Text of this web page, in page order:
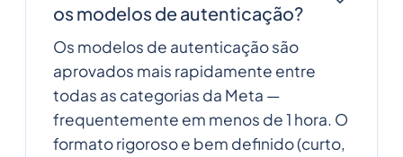
os modelos de autenticação?
Os modelos de autenticação são
aprovados mais rapidamente entre
todas as categorias da Meta —
frequentemente em menos de 1 hora. O
formato rigoroso e bem definido (curto,